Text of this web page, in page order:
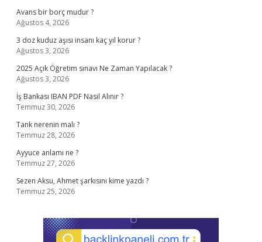
Avans bir borç mudur ?
Ağustos 4, 2026
3 doz kuduz aşısı insanı kaç yıl korur ?
Ağustos 3, 2026
2025 Açık Öğretim sınavı Ne Zaman Yapılacak ?
Ağustos 3, 2026
İş Bankası IBAN PDF Nasıl Alınır ?
Temmuz 30, 2026
Tank nerenin malı ?
Temmuz 28, 2026
Ayyuce anlamı ne ?
Temmuz 27, 2026
Sezen Aksu, Ahmet şarkısını kime yazdı ?
Temmuz 25, 2026